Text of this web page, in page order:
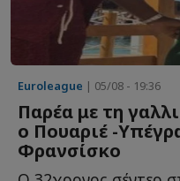
Euroleague | 05/08 - 19:36
Παρέα με τη
ο Πουαριέ -
Φρανσίσκo